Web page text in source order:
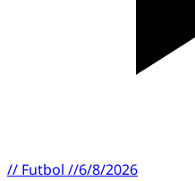
// Futbol //6/8/2026